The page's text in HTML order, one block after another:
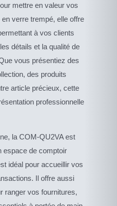
mettre en valeur vos
verre trempé, elle offre
à vos clients
détails et la qualité de
vous présentiez des
des produits
article précieux, cette
professionnelle
la COM-QU2VA est
espace de comptoir
idéal pour accueillir vos
Il offre aussi
ranger vos fournitures,